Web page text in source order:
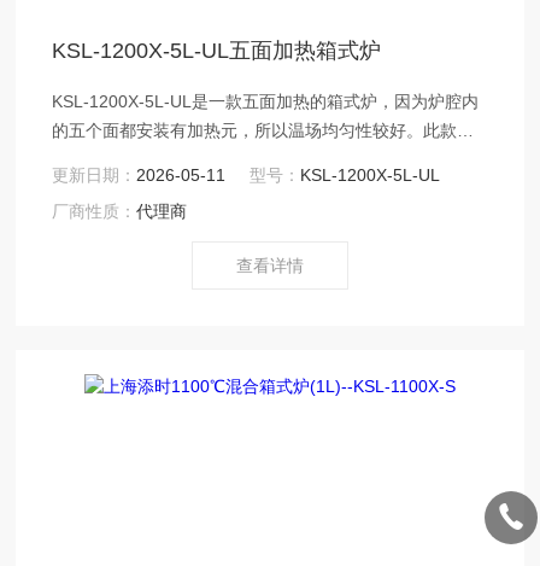
KSL-1200X-5L-UL五面加热箱式炉
KSL-1200X-5L-UL是一款五面加热的箱式炉，因为炉腔内
的五个面都安装有加热元，所以温场均匀性较好。此款箱
的金属材料进行退火处理。碳化硅板安装在腔体底部，Z大
可承受样品的重量为100kg。
更新日期： 2026-05-11 型号： KSL-1200X-5L-UL
厂商性质：代理商
查看详情